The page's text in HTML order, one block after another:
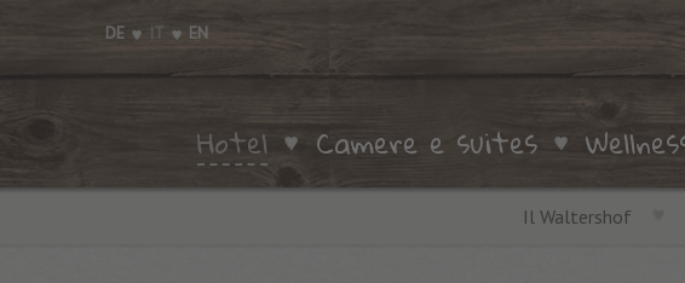
DE IT EN
Hotel Camere e suites
Il Waltershof